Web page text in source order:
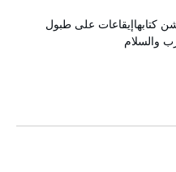
كتابهاإيقاعات على طبول
والسلام